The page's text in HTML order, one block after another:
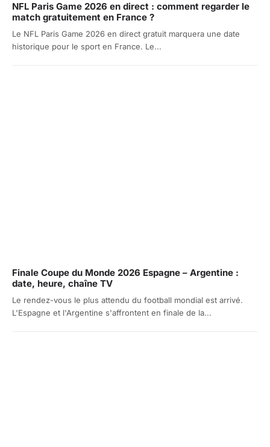
NFL Paris Game 2026 en direct : comment regarder le
match gratuitement en France ?
Le NFL Paris Game 2026 en direct gratuit marquera une date
historique pour le sport en France. Le...
Finale Coupe du Monde 2026 Espagne – Argentine :
date, heure, chaîne TV
Le rendez-vous le plus attendu du football mondial est arrivé.
L'Espagne et l'Argentine s'affrontent en finale de la...